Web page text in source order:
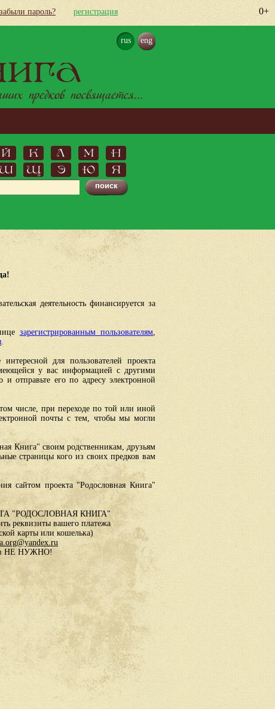
0+
забыли пароль? регистрация
rus eng
предков посвящается...
Й К Л М
Н
Ш Щ Э Ю Я
деятельность финансируется за
зарегистрированным пользователям,
.
для пользователей проекта
у вас информацией с другими
отправьте его по адресу электронной
числе, при переходе по той или иной
почты с тем, чтобы мы могли
Книга" своим родственникам, друзьям
страницы кого из своих предков вам
сайтом проекта "Родословная Книга"
"РОДОСЛОВНАЯ КНИГА"
реквизиты вашего платежа
карты или кошелька)
НЕ НУЖНО!